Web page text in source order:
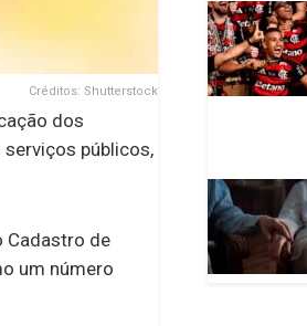
Créditos: Shutterstock
dos
públicos,
Cadastro de
um número